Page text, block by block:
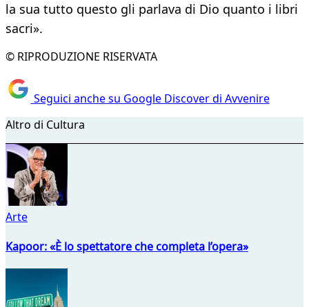
la sua tutto questo gli parlava di Dio quanto i libri
sacri».
© RIPRODUZIONE RISERVATA
Seguici anche su Google Discover di Avvenire
Altro di Cultura
Arte
Kapoor: «È lo spettatore che completa l’opera»